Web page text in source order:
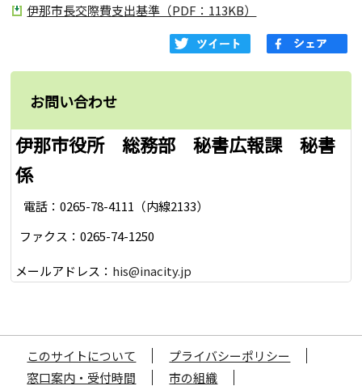
伊那市長交際費支出基準（PDF：113KB）
お問い合わせ
伊那市役所 総務部 秘書広報課 秘書
係
電話：0265-78-4111（内線2133）
ファクス：0265-74-1250
メールアドレス： his@inacity.jp
このサイトについて
プライバシーポリシー
窓口案内・受付時間
市の組織